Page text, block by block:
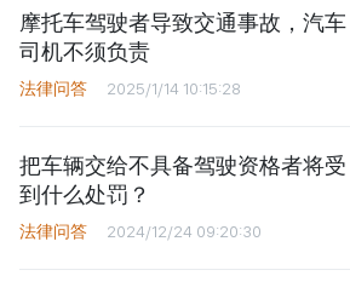
摩托车驾驶者导致交通事故，汽车
司机不须负责
法律问答 2025/1/14 10:15:28
把车辆交给不具备驾驶资格者将受
到什么处罚？
法律问答 2024/12/24 09:20:30